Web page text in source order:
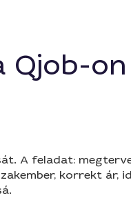
Qjob-on
A feladat:
korrekt ár,